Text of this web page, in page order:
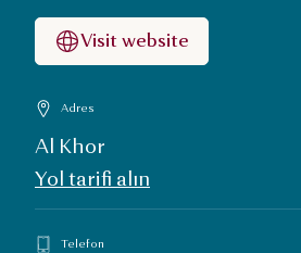
Visit website
Adres
Al Khor
Yol tarifi alın
Telefon